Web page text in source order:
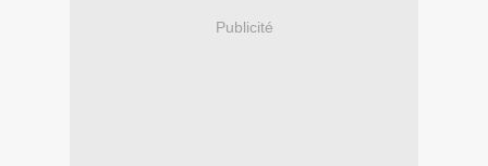
Publicité